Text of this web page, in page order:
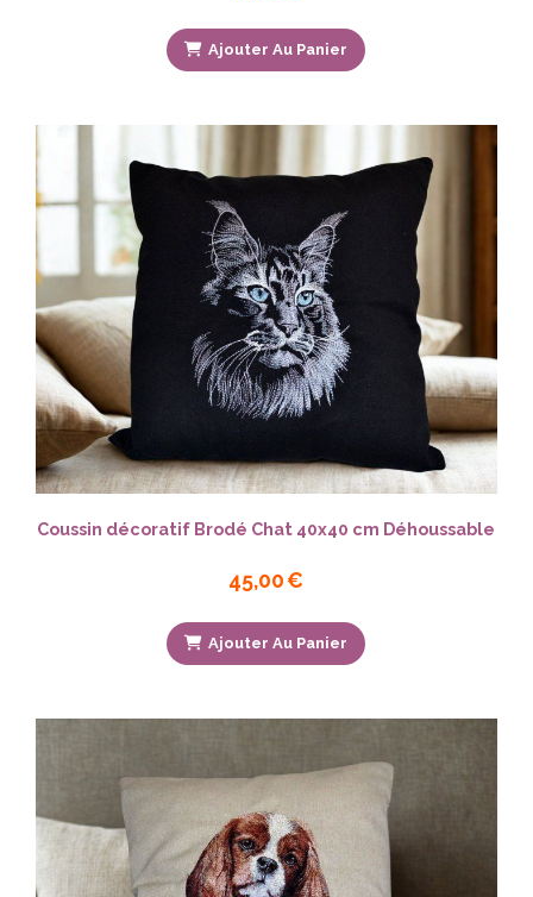
Ajouter Au Panier
Coussin décoratif Brodé Chat 40x40 cm Déhoussable
45,00€
Ajouter Au Panier